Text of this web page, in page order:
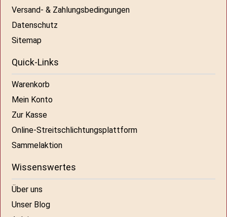
Versand- & Zahlungsbedingungen
Datenschutz
Sitemap
Quick-Links
Warenkorb
Mein Konto
Zur Kasse
Online-Streitschlichtungsplattform
Sammelaktion
Wissenswertes
Über uns
Unser Blog